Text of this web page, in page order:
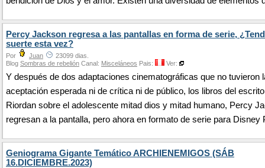
Percy Jackson regresa a las pantallas en forma de serie,
suerte esta vez?
Por Juan
23099 dias.
Blog Sombras de rebelión Canal: Misceláneos Pais: Ver:
Y después de dos adaptaciones cinematográficas que no tuvieron
aceptación esperada ni de crítica ni de público, los libros del
Riordan sobre el adolescente mitad dios y mitad humano, Percy
regresan a la pantalla, pero ahora en formato de serie para Disney
Geniograma Gigante Temático ARCHIENEMIGOS (SÁB
16.DICIEMBRE.2023)